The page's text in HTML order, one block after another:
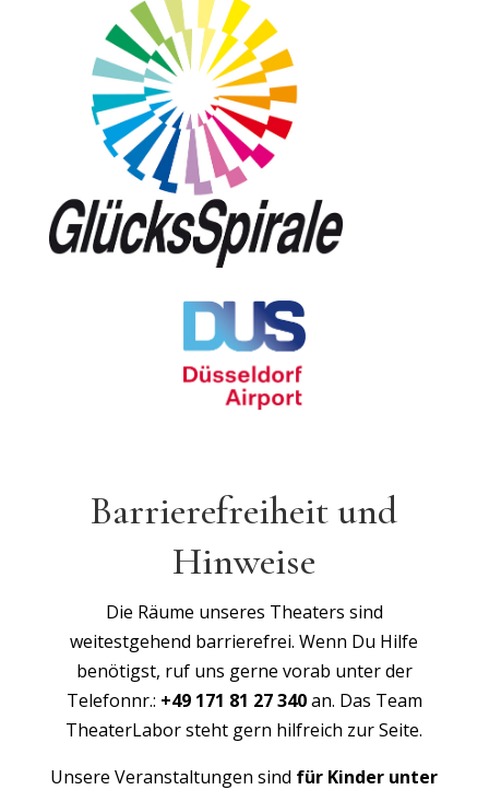
Barrierefreiheit und
Hinweise
Die Räume unseres Theaters sind
weitestgehend barrierefrei. Wenn Du Hilfe
benötigst, ruf uns gerne vorab unter der
Telefonnr.: +49 171 81 27 340an. Das Team
TheaterLabor steht gern hilfreich zur Seite.
Unsere Veranstaltungen sind für Kinder unter